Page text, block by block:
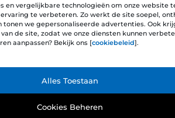
en vergelijkbare technologieën om onze website
te verbeteren. Zo werkt de site soepel,
tonen we gepersonaliseerde advertenties. Ook
de site, zodat we onze diensten kunnen
aanpassen? Bekijk ons [cookiebeleid].
Alles Toestaan
Cookies Beheren